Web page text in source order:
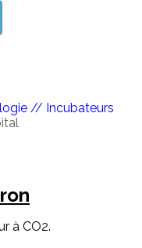
// Incubateurs
à CO2.